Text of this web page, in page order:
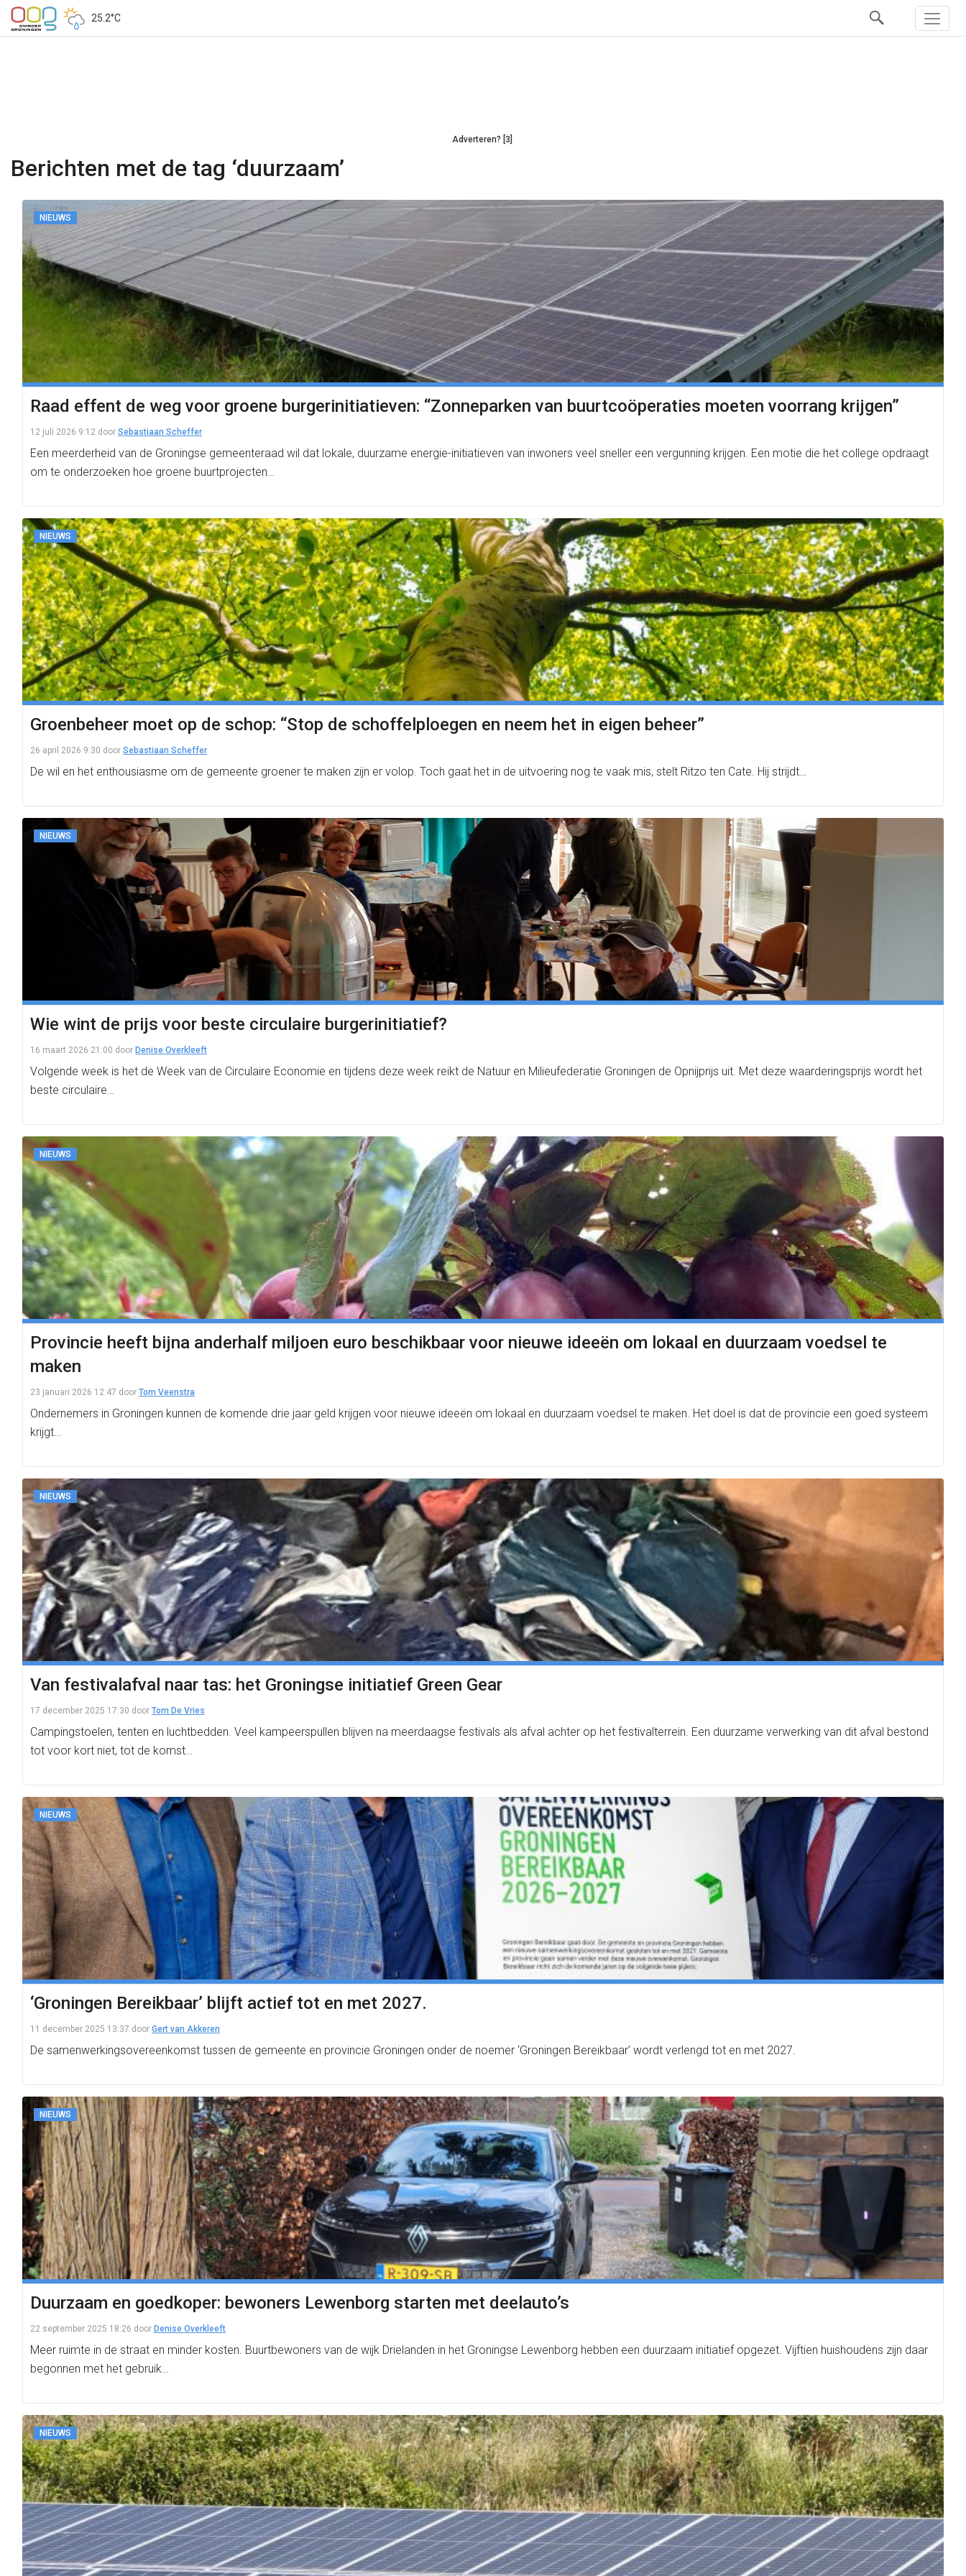
25.2°C
Adverteren? [3]
Berichten met de tag ‘duurzaam’
NIEUWS
Raad effent de weg voor groene burgerinitiatieven: “Zonneparken van buurtcoöperaties moeten voorrang krijgen”
12 juli 2026 9:12 door Sebastiaan Scheffer
Een meerderheid van de Groningse gemeenteraad wil dat lokale, duurzame energie-initiatieven van inwoners veel sneller een vergunning krijgen. Een motie die het college opdraagt
om te onderzoeken hoe groene buurtprojecten…
NIEUWS
Groenbeheer moet op de schop: “Stop de schoffelploegen en neem het in eigen beheer”
26 april 2026 9:30 door Sebastiaan Scheffer
De wil en het enthousiasme om de gemeente groener te maken zijn er volop. Toch gaat het in de uitvoering nog te vaak mis, stelt Ritzo ten Cate. Hij strijdt…
NIEUWS
Wie wint de prijs voor beste circulaire burgerinitiatief?
16 maart 2026 21:00 door Denise Overkleeft
Volgende week is het de Week van de Circulaire Economie en tijdens deze week reikt de Natuur en Milieufederatie Groningen de Opnijprijs uit. Met deze waarderingsprijs wordt het
beste circulaire…
NIEUWS
Provincie heeft bijna anderhalf miljoen euro beschikbaar voor nieuwe ideeën om lokaal en duurzaam voedsel te
maken
23 januari 2026 12:47 door Tom Veenstra
Ondernemers in Groningen kunnen de komende drie jaar geld krijgen voor nieuwe ideeën om lokaal en duurzaam voedsel te maken. Het doel is dat de provincie een goed systeem
krijgt…
NIEUWS
Van festivalafval naar tas: het Groningse initiatief Green Gear
17 december 2025 17:30 door Tom De Vries
Campingstoelen, tenten en luchtbedden. Veel kampeerspullen blijven na meerdaagse festivals als afval achter op het festivalterrein. Een duurzame verwerking van dit afval bestond
tot voor kort niet, tot de komst…
NIEUWS
‘Groningen Bereikbaar’ blijft actief tot en met 2027.
11 december 2025 13:37 door Gert van Akkeren
De samenwerkingsovereenkomst tussen de gemeente en provincie Groningen onder de noemer ‘Groningen Bereikbaar’ wordt verlengd tot en met 2027.
NIEUWS
Duurzaam en goedkoper: bewoners Lewenborg starten met deelauto’s
22 september 2025 18:26 door Denise Overkleeft
Meer ruimte in de straat en minder kosten. Buurtbewoners van de wijk Drielanden in het Groningse Lewenborg hebben een duurzaam initiatief opgezet. Vijftien huishoudens zijn daar
begonnen met het gebruik…
NIEUWS